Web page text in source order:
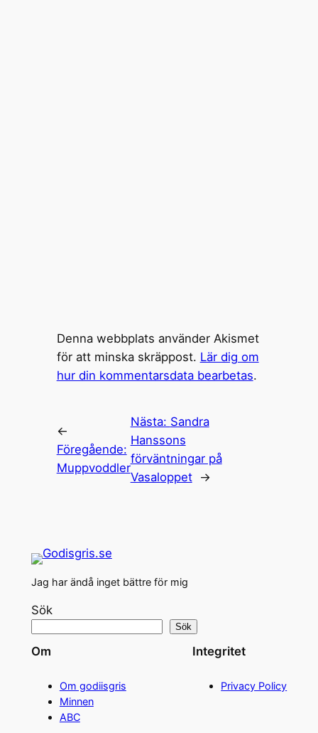
Denna webbplats använder Akismet
för att minska skräppost. Lär dig om
hur din kommentarsdata bearbetas.
←
Föregående:
Muppvoddler
Nästa: Sandra
Hanssons
förväntningar på
Vasaloppet
→
Jag har ändå inget bättre för mig
Sök
Sök
Om
Om godiisgris
Minnen
ABC
Integritet
Privacy Policy